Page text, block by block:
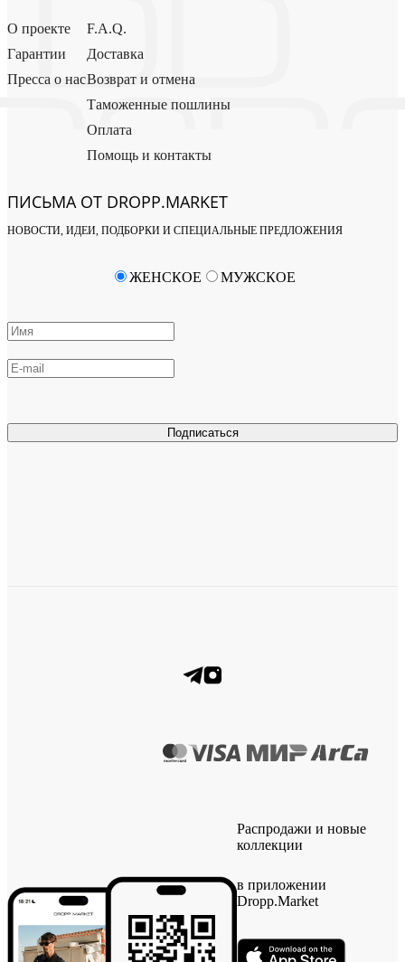
О проекте
Гарантии
Пресса о нас
F.A.Q.
Доставка
Возврат и отмена
Таможенные пошлины
Оплата
Помощь и контакты
ПИСЬМА ОТ DROPP.MARKET
НОВОСТИ, ИДЕИ, ПОДБОРКИ И СПЕЦИАЛЬНЫЕ ПРЕДЛОЖЕНИЯ
Подписаться
ЖЕНСКОЕ МУЖСКОЕ
Распродажи и новые
коллекции
в приложении
Dropp.Market